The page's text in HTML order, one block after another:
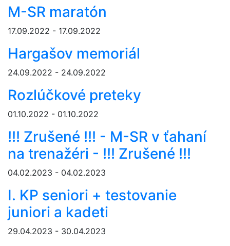
M-SR maratón
17.09.2022 - 17.09.2022
Hargašov memoriál
24.09.2022 - 24.09.2022
Rozlúčkové preteky
01.10.2022 - 01.10.2022
!!! Zrušené !!! - M-SR v ťahaní
na trenažéri - !!! Zrušené !!!
04.02.2023 - 04.02.2023
I. KP seniori + testovanie
juniori a kadeti
29.04.2023 - 30.04.2023